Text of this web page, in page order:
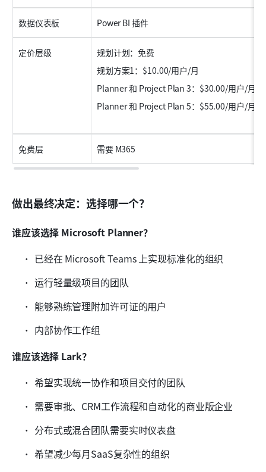
数据仪表板 Power BI 插件
定价层级
规划计划：免费
规划方案1：$10.00/用户/月
Planner 和 Project Plan 3：$30.00/用户/月
Planner 和 Project Plan 5：$55.00/用户/月
免费层 需要 M365
做出最终决定：选择哪一个？
谁应该选择 Microsoft Planner？
已经在 Microsoft Teams 上实现标准化的组织
运行轻量级项目的团队
能够熟练管理附加许可证的用户
内部协作工作组
谁应该选择 Lark？
希望实现统一协作和项目交付的团队
需要审批、CRM工作流程和自动化的商业版企业
分布式或混合团队需要实时仪表盘
希望减少每月SaaS复杂性的组织